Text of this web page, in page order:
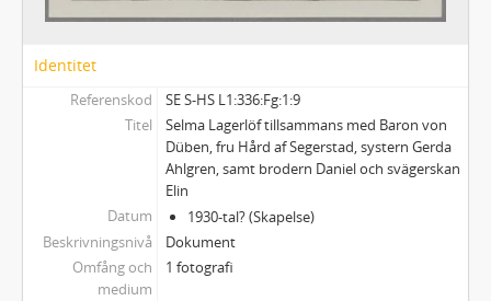
Fagu - Fotografier av andra personer, gruppbilder. Utländska
Fou - Orter: Utlandet
Fbl - Fotografier: Blandat, svenska respektive utländska
Ft - Fotografier från teaterföreställningar. Svenska respektive utländska
Fu - Fotografier från utställningar. Svenska respektive utländska
Alb - Album, svenska respektive utländska
337 - BILDER
338 - NILS AFZELIUS LAGERLÖFMATERIAL
339 - VALBORG OLANDERS LAGERLÖFMATERIAL
Identitet
Referenskod
SE S-HS L1:336:Fg:1:9
Titel
Selma Lagerlöf tillsammans med Baron von
Düben, fru Hård af Segerstad, systern Gerda
Ahlgren, samt brodern Daniel och svägerskan
Elin
Datum
1930-tal? (Skapelse)
Beskrivningsnivå
Dokument
Omfång och
medium
1 fotografi